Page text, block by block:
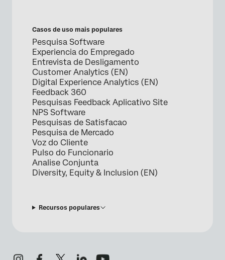
Casos de uso mais populares
Pesquisa Software
Experiencia do Empregado
Entrevista de Desligamento
Customer Analytics (EN)
Digital Experience Analytics (EN)
Feedback 360
Pesquisas Feedback Aplicativo Site
NPS Software
Pesquisas de Satisfacao
Pesquisa de Mercado
Voz do Cliente
Pulso do Funcionario
Analise Conjunta
Diversity, Equity & Inclusion (EN)
Recursos populares